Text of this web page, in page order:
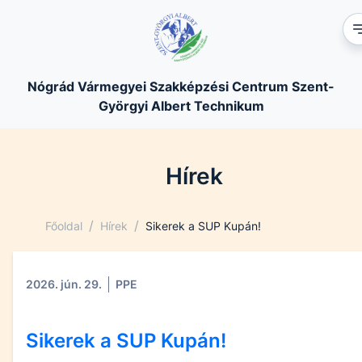
Nógrád Vármegyei Szakképzési Centrum Szent-
Györgyi Albert Technikum
Hírek
Főoldal / Hírek / Sikerek a SUP Kupán!
2026. jún. 29. PPE
Sikerek a SUP Kupán!